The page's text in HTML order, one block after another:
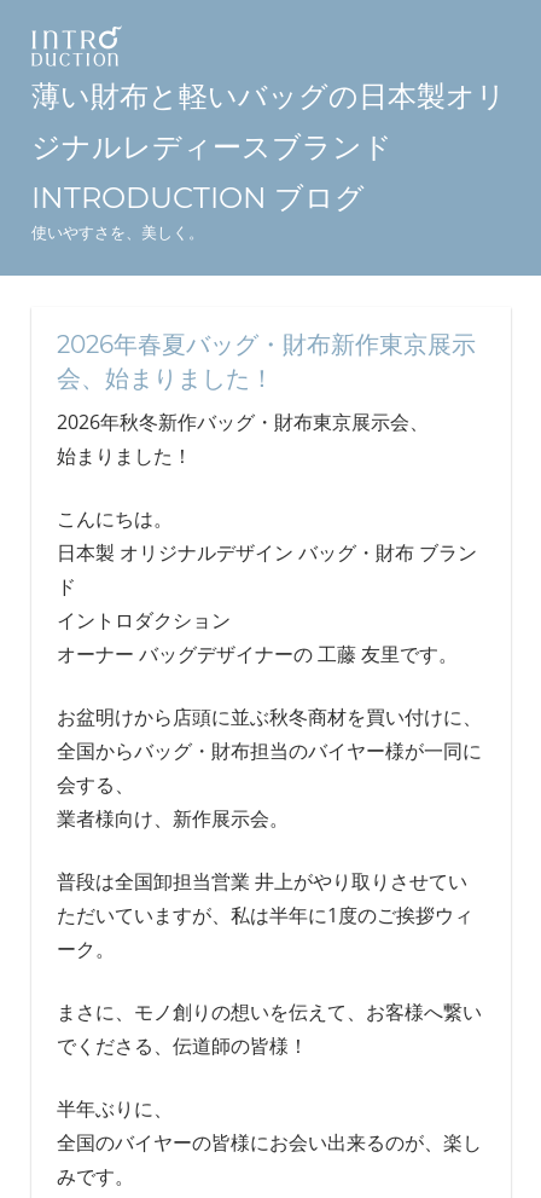
薄い財布と軽いバッグの日本製オリ
ジナルレディースブランド
INTRODUCTION ブログ
使いやすさを、美しく。
2026年春夏バッグ・財布新作東京展示
会、始まりました！
2026年秋冬新作バッグ・財布東京展示会、
始まりました！
こんにちは。
日本製 オリジナルデザイン バッグ・財布 ブラン
ド
イントロダクション
オーナー バッグデザイナーの 工藤 友里です。
お盆明けから店頭に並ぶ秋冬商材を買い付けに、
全国からバッグ・財布担当のバイヤー様が一同に
会する、
業者様向け、新作展示会。
普段は全国卸担当営業 井上がやり取りさせてい
ただいていますが、私は半年に1度のご挨拶ウィ
ーク。
まさに、モノ創りの想いを伝えて、お客様へ繋い
でくださる、伝道師の皆様！
半年ぶりに、
全国のバイヤーの皆様にお会い出来るのが、楽し
みです。